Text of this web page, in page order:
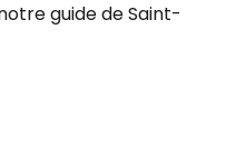
guide de Saint-